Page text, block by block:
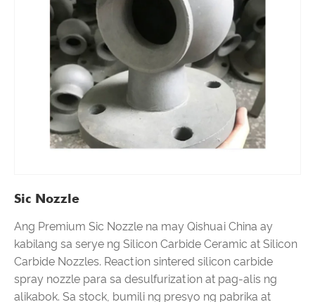
Sic Nozzle
Ang Premium Sic Nozzle na may Qishuai China ay
kabilang sa serye ng Silicon Carbide Ceramic at Silicon
Carbide Nozzles. Reaction sintered silicon carbide
spray nozzle para sa desulfurization at pag-alis ng
alikabok. Sa stock, bumili ng presyo ng pabrika at